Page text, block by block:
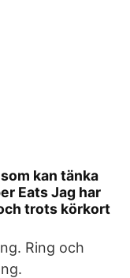
kan tänka
Eats Jag har
trots körkort
Ring och